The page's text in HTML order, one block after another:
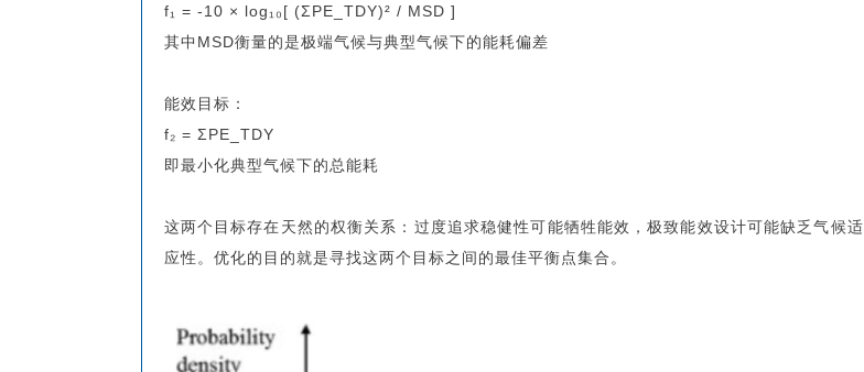
f₁ = -10 × log₁₀[ (ΣPE_TDY)² / MSD ]
其中MSD衡量的是极端气候与典型气候下的能耗偏差
能效目标：
f₂ = ΣPE_TDY
即最小化典型气候下的总能耗
这两个目标存在天然的权衡关系：过度追求稳健性可能牺牲能效，极致能效设计可能缺乏气候适
应性。优化的目的就是寻找这两个目标之间的最佳平衡点集合。